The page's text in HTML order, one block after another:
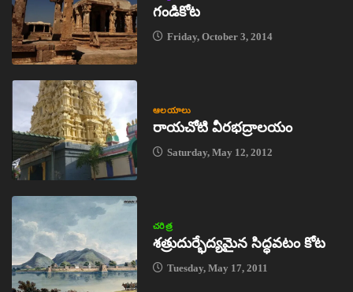
గండికోట
Friday, October 3, 2014
ఆలయాలు
రాయచోటి వీరభద్రాలయం
Saturday, May 12, 2012
చరిత్ర
శత్రుదుర్భేద్యమైన సిద్ధవటం కోట
Tuesday, May 17, 2011